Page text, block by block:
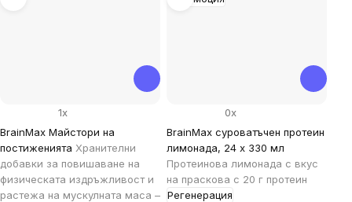
BrainMax Майстори на
постиженията Хранителни
добавки за повишаване на
физическата издръжливост и
растежа на мускулната маса –
1x
BrainMax суроватъчен протеин
лимонада, 24 x 330 мл
Протеинова лимонада с вкус
на праскова с 20 г протеин
Регенерация
0x